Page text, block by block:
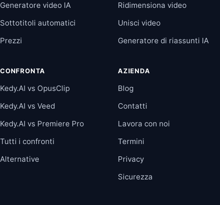
Generatore video IA
Sottotitoli automatici
Prezzi
Ridimensiona video
Unisci video
Generatore di riassunti IA
CONFRONTA
Kedy.AI vs OpusClip
Kedy.AI vs Veed
Kedy.AI vs Premiere Pro
Tutti i confronti
Alternative
AZIENDA
Blog
Contatti
Lavora con noi
Termini
Privacy
Sicurezza